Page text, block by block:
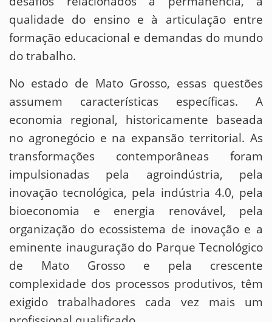
qualidade do ensino e à articulação entre
formação educacional e demandas do mundo
do trabalho.
No estado de Mato Grosso, essas questões
assumem características específicas. A
economia regional, historicamente baseada
no agronegócio e na expansão territorial. As
transformações contemporâneas foram
impulsionadas pela agroindústria, pela
inovação tecnológica, pela indústria 4.0, pela
bioeconomia e energia renovável, pela
organização do ecossistema de inovação e a
eminente inauguração do Parque Tecnológico
de Mato Grosso e pela crescente
complexidade dos processos produtivos, têm
exigido trabalhadores cada vez mais um